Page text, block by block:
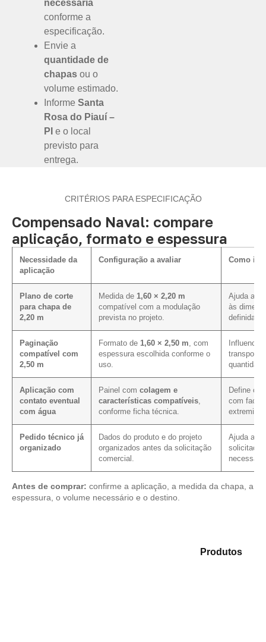
necessária
conforme a
especificação.
Envie a
quantidade de
chapas ou o
volume estimado.
Informe Santa
Rosa do Piauí –
PI e o local
previsto para
entrega.
CRITÉRIOS PARA ESPECIFICAÇÃO
Compensado Naval: compare
aplicação, formato e espessura
Necessidade da
aplicação
Configuração a avaliar Como
Plano de corte
para chapa de
2,20 m
Medida de 1,60 × 2,20 m
compatível com a modulação
prevista no projeto.
Ajuda a
às
definidas.
Paginação
compatível com
2,50 m
Formato de 1,60 × 2,50 m , com
espessura escolhida conforme o
uso.
Influencia
Aplicação com
contato eventual
com água
Painel com colagem e
características compatíveis
conforme ficha técnica.
Define os
com
Pedido técnico já
organizado
Dados do produto e do projeto
organizados antes da solicitação
comercial.
Ajuda a
Antes de comprar: confirme a aplicação, a medida da chapa, a
espessura, o volume necessário e o destino.
Produtos